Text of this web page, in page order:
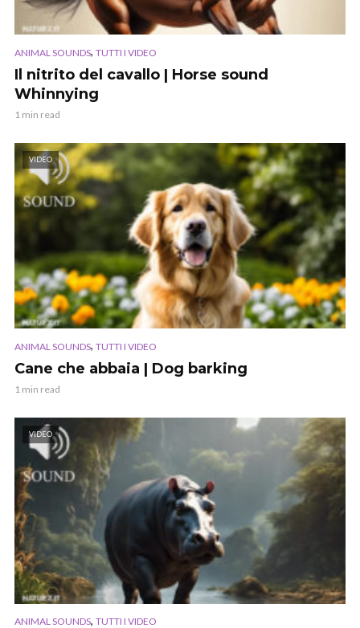
ANIMAL SOUNDS, TUTTI I VIDEO
Il nitrito del cavallo | Horse sound
Whinnying
1 min read
VIDEO
ANIMAL SOUNDS, TUTTI I VIDEO
Cane che abbaia | Dog barking
1 min read
VIDEO
ANIMAL SOUNDS, TUTTI I VIDEO